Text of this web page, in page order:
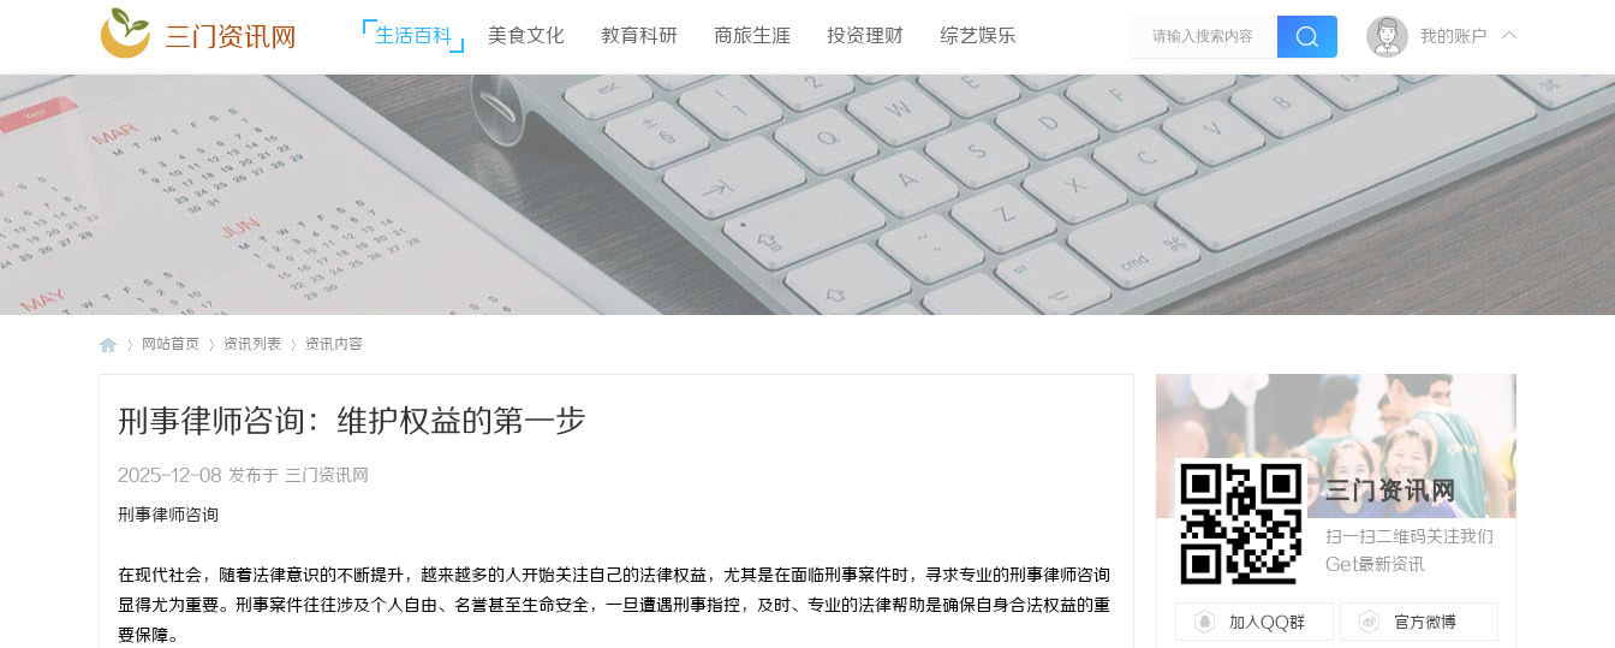
三门资讯网 生活百科 美食文化 教育科研 商旅生涯 投资理财 综艺娱乐 我的账户
网站首页 资讯列表 资讯内容
刑事律师咨询：维护权益的第一步
2025-12-08 发布于 三门资讯网
刑事律师咨询
在现代社会，随着法律意识的不断提升，越来越多的人开始关注自己的法律权益，尤其是在面临刑事案件时，寻求专业的刑事律师咨询
显得尤为重要。刑事案件往往涉及个人自由、名誉甚至生命安全，一旦遭遇刑事指控，及时、专业的法律帮助是确保自身合法权益的重
要保障。
三门资讯网
扫一扫二维码关注我们
Get最新资讯
加入QQ群 官方微博